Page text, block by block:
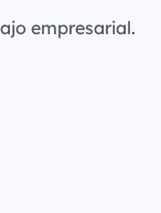
empresarial.